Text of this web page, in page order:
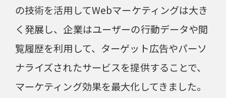
の技術を活用してWebマーケティングは大き
く発展し、企業はユーザーの行動データや閲
覧履歴を利用して、ターゲット広告やパーソ
ナライズされたサービスを提供することで、
マーケティング効果を最大化してきました。